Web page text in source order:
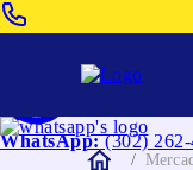
WhatsApp: (302)